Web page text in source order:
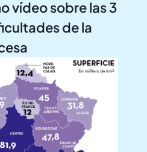
vídeo sobre las 3
de la